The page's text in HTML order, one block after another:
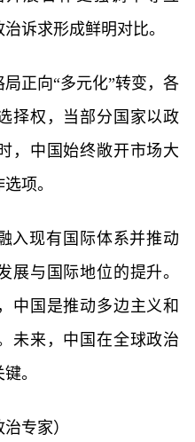
诉求形成鲜明对比。
正向“多元化”转变，各
择权，当部分国家以政
，中国始终敞开市场大
项。
入现有国际体系并推动
展与国际地位的提升。
中国是推动多边主义和
未来，中国在全球政治
。
专家）